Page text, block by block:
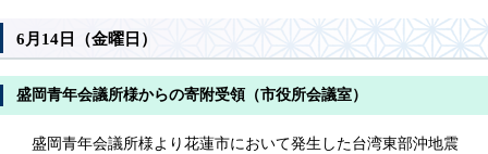
6月14日（金曜日）
盛岡青年会議所様からの寄附受領（市役所会議室）
盛岡青年会議所様より花蓮市において発生した台湾東部沖地震